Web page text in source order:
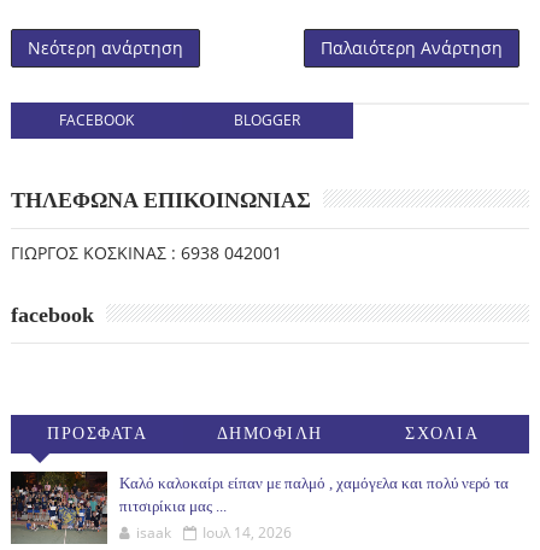
Νεότερη ανάρτηση Παλαιότερη Ανάρτηση
FACEBOOK BLOGGER
ΤΗΛΕΦΩΝΑ ΕΠΙΚΟΙΝΩΝΙΑΣ
ΓΙΩΡΓΟΣ ΚΟΣΚΙΝΑΣ : 6938 042001
facebook
ΠΡΟΣΦΑΤΑ ΔΗΜΟΦΙΛΗ ΣΧΟΛΙΑ
Καλό καλοκαίρι είπαν με παλμό , χαμόγελα και πολύ νερό τα
πιτσιρίκια μας ...
isaak Ιουλ 14, 2026